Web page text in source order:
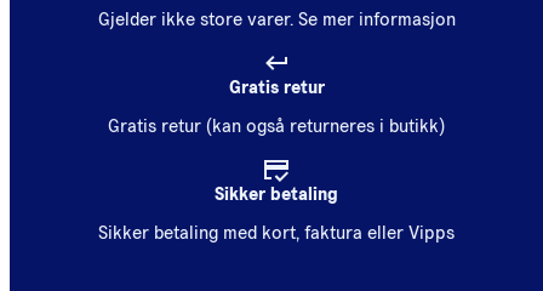
Gjelder ikke store varer. Se mer informasjon
Gratis retur
Gratis retur (kan også returneres i butikk)
Sikker betaling
Sikker betaling med kort, faktura eller Vipps